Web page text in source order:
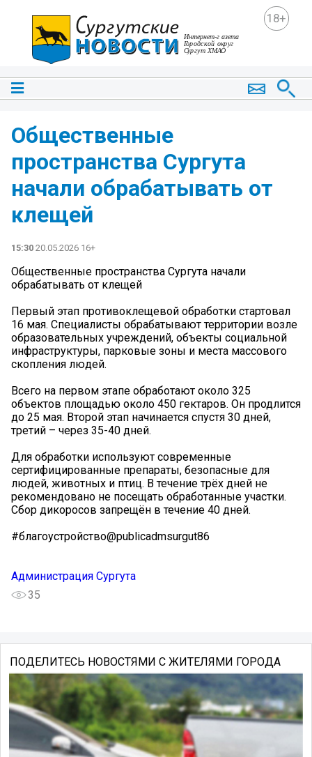
18+
Общественные
пространства Сургута
начали обрабатывать от
клещей
15:30 20.05.2026 16+
Общественные пространства Сургута начали
обрабатывать от клещей
Первый этап противоклещевой обработки стартовал
16 мая. Специалисты обрабатывают территории возле
образовательных учреждений, объекты социальной
инфраструктуры, парковые зоны и места массового
скопления людей.
Всего на первом этапе обработают около 325
объектов площадью около 450 гектаров. Он продлится
до 25 мая. Второй этап начинается спустя 30 дней,
третий – через 35-40 дней.
Для обработки используют современные
сертифицированные препараты, безопасные для
людей, животных и птиц. В течение трёх дней не
рекомендовано не посещать обработанные участки.
Сбор дикоросов запрещён в течение 40 дней.
#благоустройство@publicadmsurgut86
Администрация Сургута
35
ПОДЕЛИТЕСЬ НОВОСТЯМИ С ЖИТЕЛЯМИ ГОРОДА